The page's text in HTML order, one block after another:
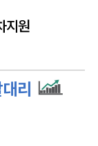
지원
리